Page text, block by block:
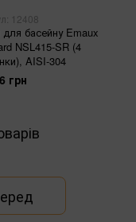
12408
басейну Emaux
NSL415-SR (4
AISI-304
грн